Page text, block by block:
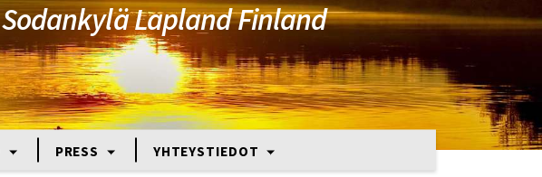
Sodankylä Lapland Finland
PRESS YHTEYSTIEDOT